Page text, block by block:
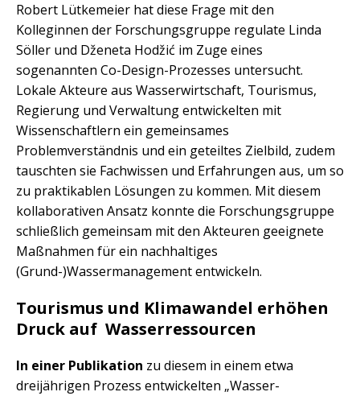
Robert Lütkemeier hat diese Frage mit den
Kolleginnen der Forschungsgruppe regulate Linda
Söller und Dženeta Hodžić im Zuge eines
sogenannten Co-Design-Prozesses untersucht.
Lokale Akteure aus Wasserwirtschaft, Tourismus,
Regierung und Verwaltung entwickelten mit
Wissenschaftlern ein gemeinsames
Problemverständnis und ein geteiltes Zielbild, zudem
tauschten sie Fachwissen und Erfahrungen aus, um so
zu praktikablen Lösungen zu kommen. Mit diesem
kollaborativen Ansatz konnte die Forschungsgruppe
schließlich gemeinsam mit den Akteuren geeignete
Maßnahmen für ein nachhaltiges
(Grund-)Wassermanagement entwickeln.
Tourismus und Klimawandel erhöhen
Druck auf Wasserressourcen
In einer Publikation zu diesem in einem etwa
dreijährigen Prozess entwickelten „Wasser-